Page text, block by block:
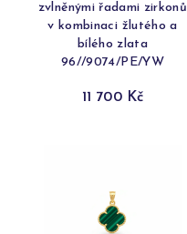
zvlněnými řadami zirkonů
v kombinaci žlutého a
bílého zlata
96//9074/PE/YW
11 700 Kč